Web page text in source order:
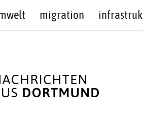
migration